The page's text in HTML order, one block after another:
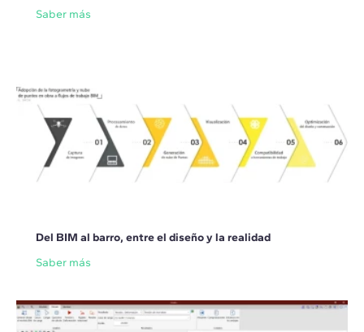
Saber más
Del BIM al barro, entre el diseño y la realidad
Saber más